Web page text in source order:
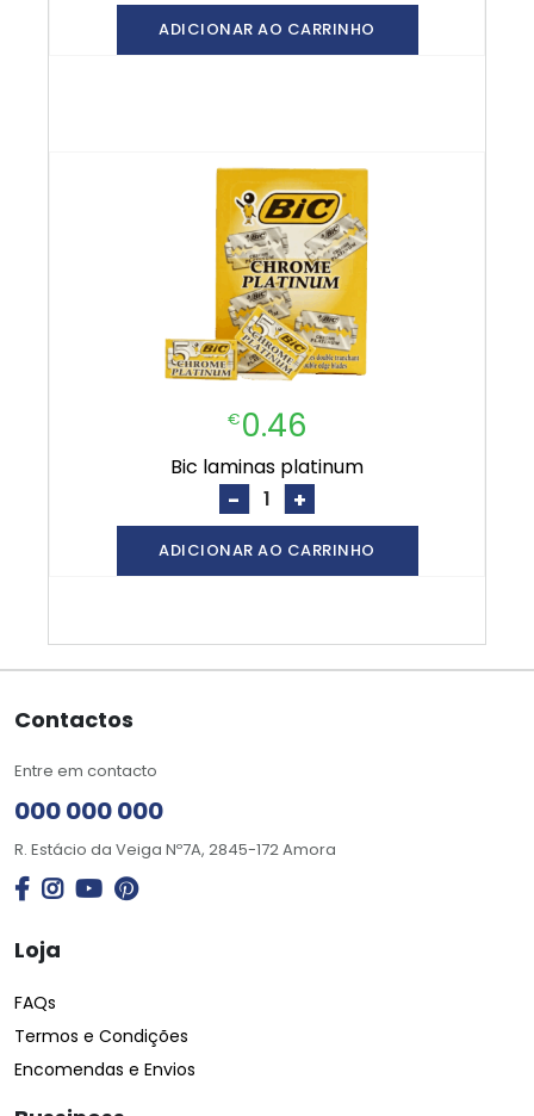
ADICIONAR AO CARRINHO
€0.46
bic laminas platinum
- +
ADICIONAR AO CARRINHO
Contactos
Entre em contacto
000 000 000
R. Estácio da Veiga Nº7A, 2845-172 Amora
Loja
FAQs
Termos e Condições
Encomendas e Envios